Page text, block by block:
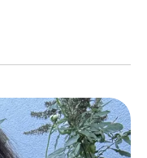
Renkel. Wir
Studio